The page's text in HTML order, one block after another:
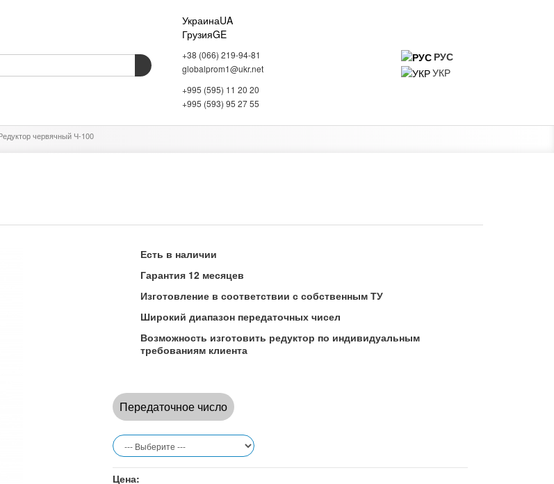
УкраинаUA
ГрузияGE
+38 (066) 219-94-81
globalprom1@ukr.net
+995 (595) 11 20 20
+995 (593) 95 27 55
РУС
УКР
СКЛАДСКОЕ ОБОРУДОВАНИЕ ИНФОРМАЦИЯ О КОМПАНИИ
червячный Ч-100
Есть в наличии
Гарантия 12 месяцев
Изготовление в соответствии с собственным ТУ
Широкий диапазон передаточных чисел
Возможность изготовить редуктор по индивидуальным
требованиям клиента
Передаточное число
Цена: